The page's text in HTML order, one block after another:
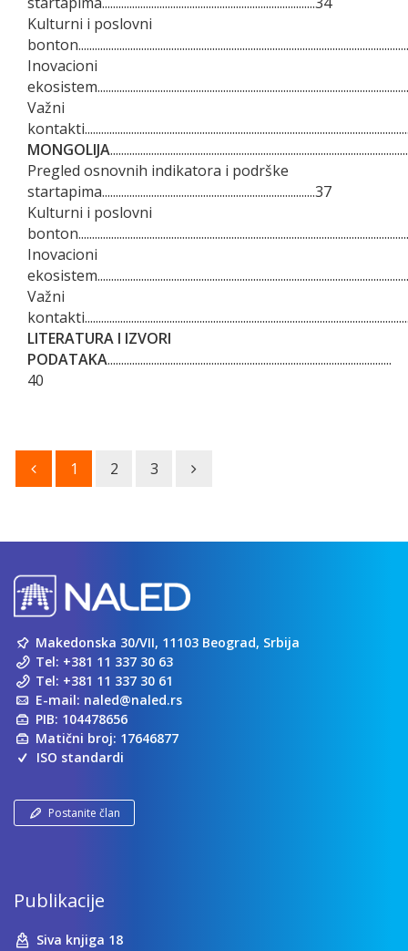
Kulturni i poslovni
Inovacioni
Važni
MONGOLIJA
Pregled osnovnih indikatora i podrške
startapima..............................................................................37
Kulturni i poslovni
Inovacioni
Važni
LITERATURA I IZVORI
PODATAKA........................................................................................................
40
1 2 3
Makedonska 30/VII, 11103 Beograd, Srbija
Tel: +381 11 337 30 63
Tel: +381 11 337 30 61
E-mail: naled@naled.rs
PIB: 104478656
Matični broj: 17646877
ISO standardi
Postanite član
Publikacije
Siva knjiga 18